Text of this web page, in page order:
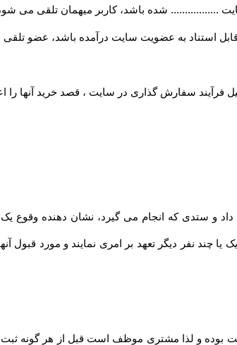
................. شده باشد، کاربر میهمان تلقی می
استناد به عضویت سایت درآمده باشد، عضو
فرآیند سفارش گذاری در سایت ، قصد خرید آنها را
یا چند نفر دیگر تعهد بر امری نمایند و مورد قبول
بوده و لذا مشتری موظف است قبل از هر گونه ثبت